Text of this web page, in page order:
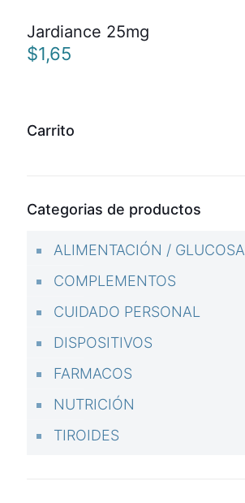
Jardiance 25mg
$1,65
Carrito
Categorias de productos
ALIMENTACIÓN / GLUCOSA
COMPLEMENTOS
CUIDADO PERSONAL
DISPOSITIVOS
FARMACOS
NUTRICIÓN
TIROIDES